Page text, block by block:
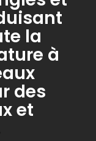
la
à
des
et